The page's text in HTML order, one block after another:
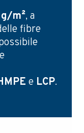
m², a
fibre
e LCP.